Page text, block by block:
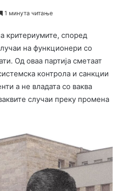
1 минута читање
критериумите, според
на функционери со
Од оваа партија сметаат
контрола и санкции
а не владата со ваква
случаи преку промена